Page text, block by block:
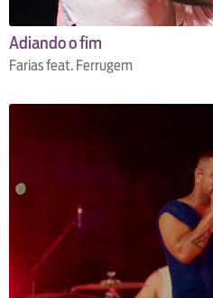
Adiando o fim
Farias feat. Ferrugem